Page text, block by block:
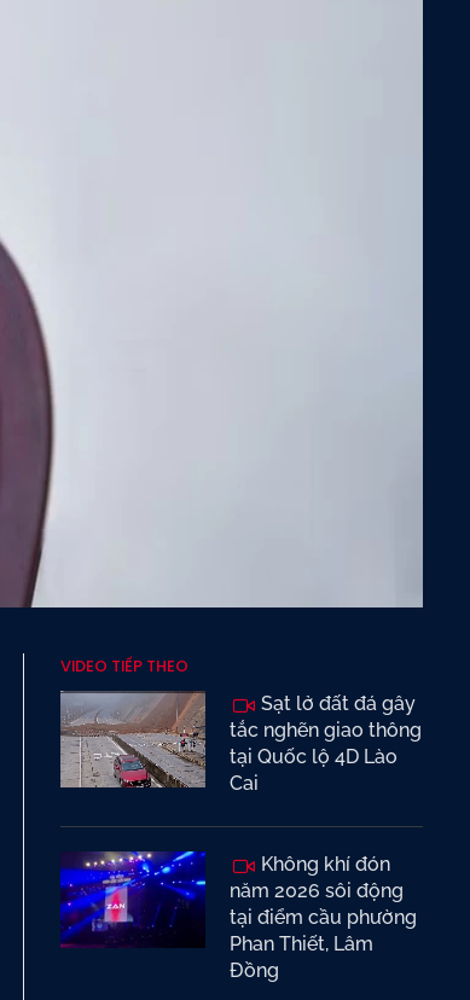
VIDEO TIẾP THEO
Sạt lở đất đá gây
tắc nghẽn giao thông
tại Quốc lộ 4D Lào
Cai
Không khí đón
năm 2026 sôi động
tại điểm cầu phường
Phan Thiết, Lâm
Đồng